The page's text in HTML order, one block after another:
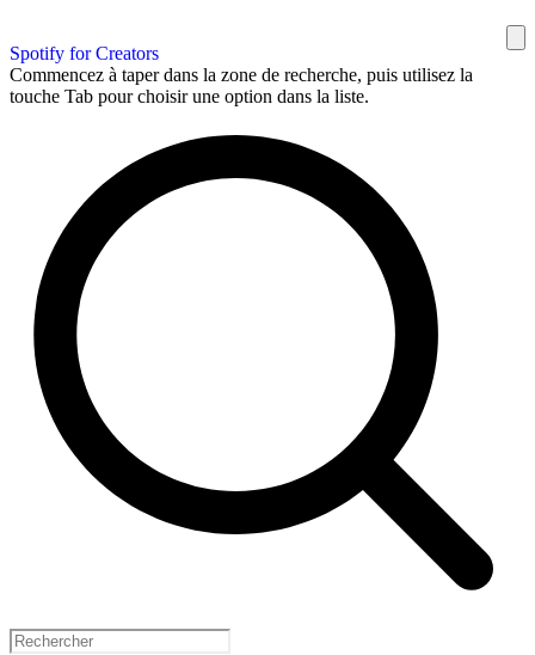
Spotify for Creators
Commencez à taper dans la zone de recherche, puis utilisez la
touche Tab pour choisir une option dans la liste.